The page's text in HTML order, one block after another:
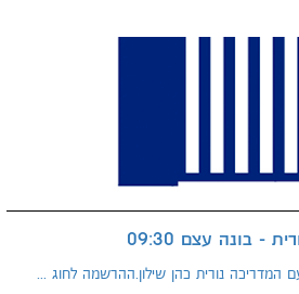
בונה עצם 09:30
המדריכה נורית כהן שילון.ההרשמה לחוג ...